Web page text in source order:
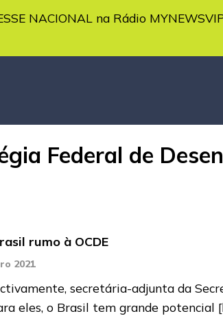
NACIONAL na Rádio
Federal de
rumo à OCDE
2021
secretária-adjunta da
eles, o Brasil tem grande potencial